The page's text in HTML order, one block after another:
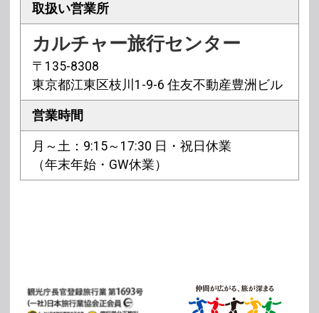
取扱い営業所
カルチャー旅行センター
〒135-8308
東京都江東区枝川1-9-6 住友不動産豊洲ビル
営業時間
月～土：9:15～17:30 日・祝日休業
（年末年始・GW休業）